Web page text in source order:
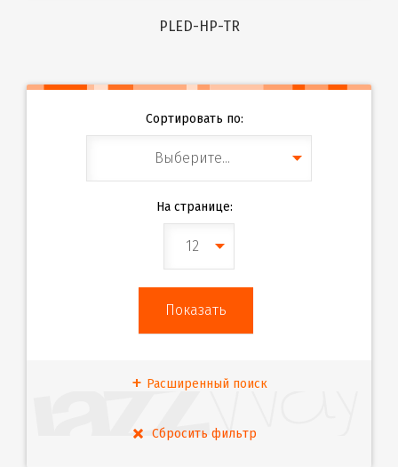
PLED-HP-TR
Сортировать по:
Выберите...
На странице:
12
Расширенный поиск